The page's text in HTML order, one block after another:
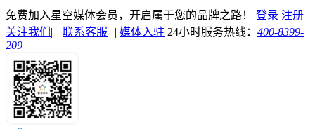
免费加入星空媒体会员，开启属于您的品牌之路！ 登录 注册
关注我们 | 联系客服 | 媒体入驻 24小时服务热线： 400-8399-
209